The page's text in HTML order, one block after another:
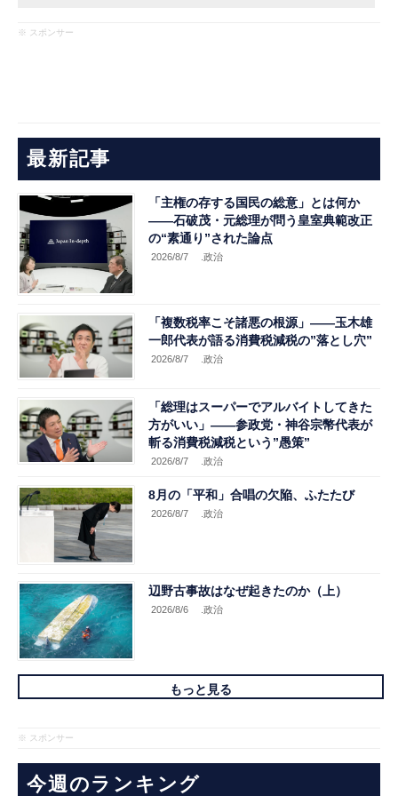
※ スポンサー
最新記事
「主権の存する国民の総意」とは何か
――石破茂・元総理が問う皇室典範改正
の“素通り”された論点
2026/8/7 .政治
「複数税率こそ諸悪の根源」――玉木雄
一郎代表が語る消費税減税の”落とし穴”
2026/8/7 .政治
「総理はスーパーでアルバイトしてきた
方がいい」――参政党・神谷宗幣代表が
斬る消費税減税という”愚策”
2026/8/7 .政治
8月の「平和」合唱の欠陥、ふたたび
2026/8/7 .政治
辺野古事故はなぜ起きたのか（上）
2026/8/6 .政治
もっと見る
※ スポンサー
今週のランキング